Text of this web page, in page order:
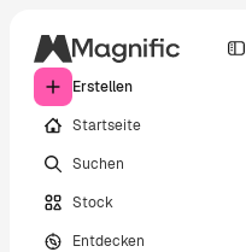
Erstellen
Startseite
Suchen
Stock
Entdecken